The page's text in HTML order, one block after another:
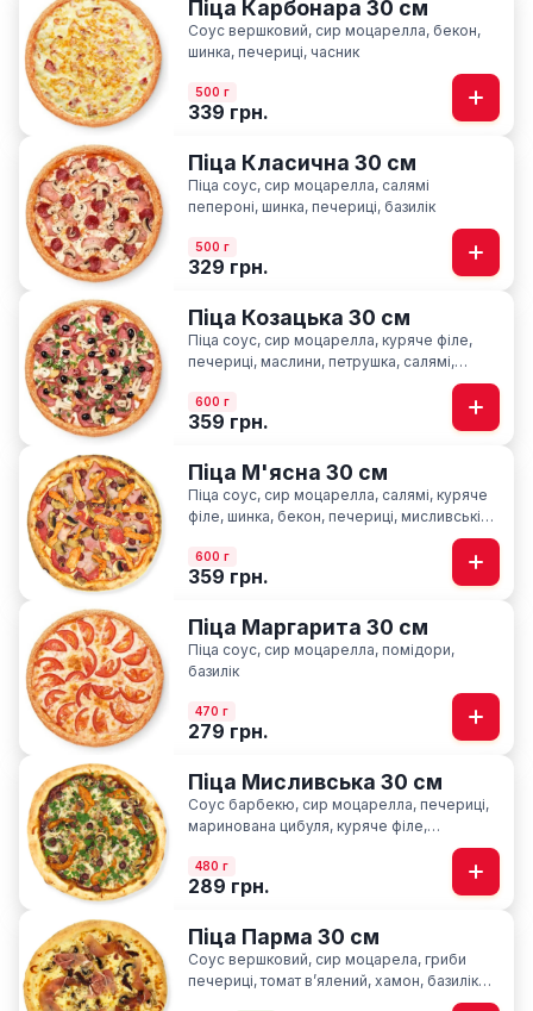
Піца Карбонара 30 см
Соус вершковий, сир моцарелла, бекон,
шинка, печериці, часник
500 г
339 грн.
Піца Класична 30 см
Піца соус, сир моцарелла, салямі
пепероні, шинка, печериці, базилік
500 г
329 грн.
Піца Козацька 30 см
Піца соус, сир моцарелла, куряче філе,
печериці, маслини, петрушка, салямі,
600 г
359 грн.
Піца М'ясна 30 см
Піца соус, сир моцарелла, салямі, куряче
філе, шинка, бекон, печериці, мисливські
600 г
359 грн.
Піца Маргарита 30 см
Піца соус, сир моцарелла, помідори,
базилік
470 г
279 грн.
Піца Мисливська 30 см
Соус барбекю, сир моцарелла, печериці,
маринована цибуля, куряче філе,
мисливські ковбаски, ароматна петрушка
480 г
289 грн.
Піца Парма 30 см
Соус вершковий, сир моцарела, гриби
печериці, томат вʼялений, хамон, базилік